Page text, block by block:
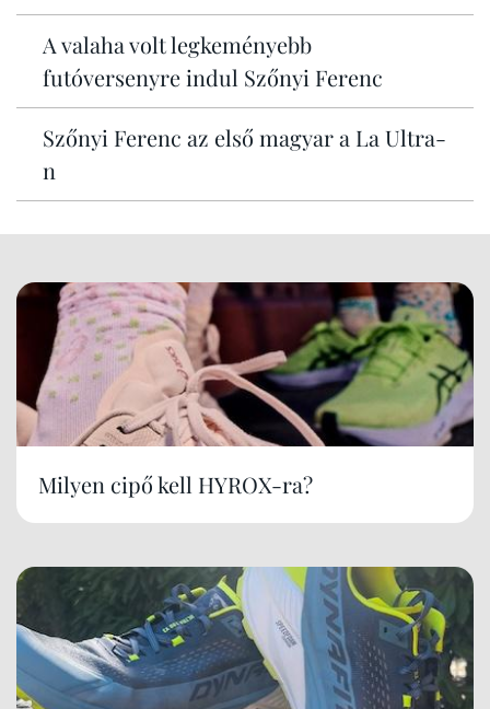
A valaha volt legkeményebb
futóversenyre indul Szőnyi Ferenc
Szőnyi Ferenc az első magyar a La Ultra-
n
Milyen cipő kell HYROX-ra?